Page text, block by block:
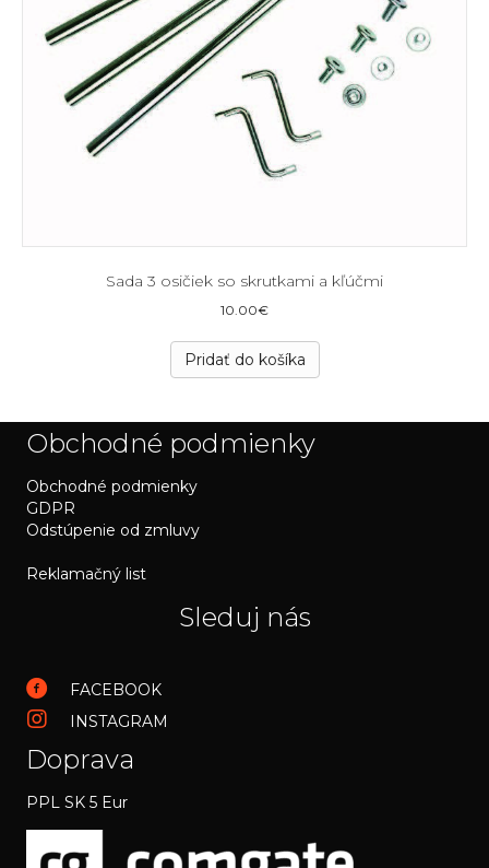
Sada 3 osičiek so skrutkami a kľúčmi
10.00€
Pridať do košíka
Obchodné podmienky
Obchodné podmienky
GDPR
Odstúpenie od zmluvy
Reklamačný list
Sleduj nás
FACEBOOK
INSTAGRAM
Doprava
PPL SK 5 Eur